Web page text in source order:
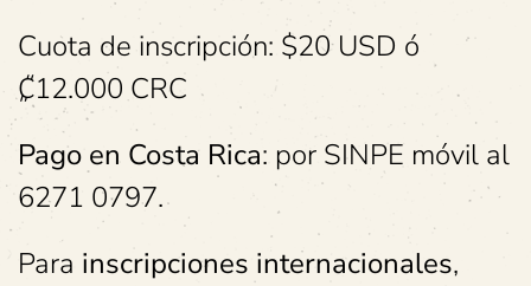
Cuota de inscripción: $20 USD ó
₡12.000 CRC
Pago en Costa Rica: por SINPE móvil al
6271 0797.
Para inscripciones internacionales,